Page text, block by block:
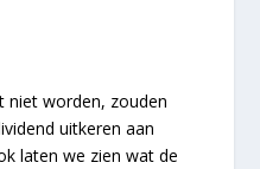
niet worden, zouden
uitkeren aan
laten we zien wat de